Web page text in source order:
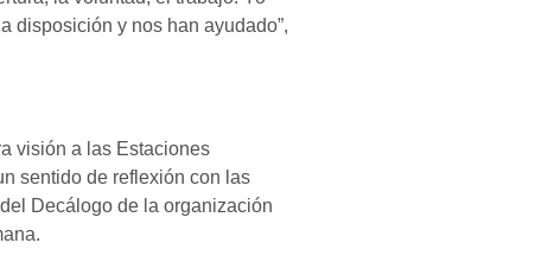
disposición y nos han ayudado”,
visión a las Estaciones
sentido de reflexión con las
Decálogo de la organización